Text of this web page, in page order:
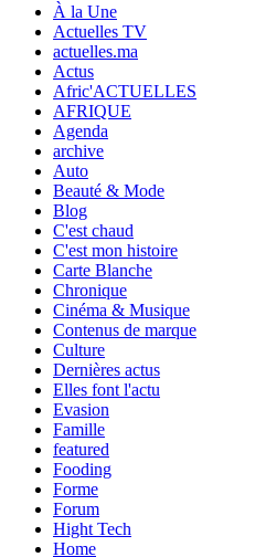
À la Une
Actuelles TV
actuelles.ma
Actus
Afric'ACTUELLES
AFRIQUE
Agenda
archive
Auto
Beauté & Mode
Blog
C'est chaud
C'est mon histoire
Carte Blanche
Chronique
Cinéma & Musique
Contenus de marque
Culture
Dernières actus
Elles font l'actu
Evasion
Famille
featured
Fooding
Forme
Forum
Hight Tech
Home